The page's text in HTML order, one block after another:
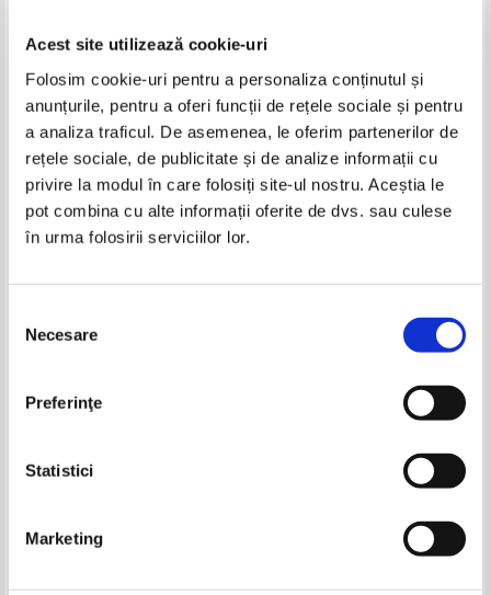
Acest site utilizează cookie-uri
Folosim cookie-uri pentru a personaliza conținutul și
anunțurile, pentru a oferi funcții de rețele sociale și pentru
a analiza traficul. De asemenea, le oferim partenerilor de
rețele sociale, de publicitate și de analize informații cu
privire la modul în care folosiți site-ul nostru. Aceștia le
pot combina cu alte informații oferite de dvs. sau culese
în urma folosirii serviciilor lor.
consimțământului
Necesare
Preferinţe
Statistici
Marketing
Aleksandr Solzhenitsyn - The
Gulag Archipelago (volumul 2)
Pret:12,00 Lei
Adaugă în coș
Lauren Willig - The masque of
the black tulip
Pret:37,00Lei 14,80 Lei
Marc Ferro - Comprendre les
faits du XXe siecle
Pierre Mendes France -
Dialogues avec l'Asie